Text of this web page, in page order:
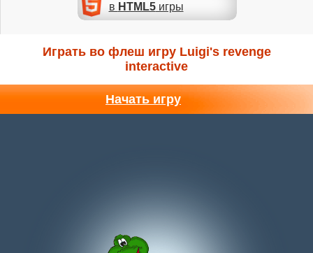
в HTML5игры
Играть во флеш игру Luigi's revenge
interactive
Начать игру